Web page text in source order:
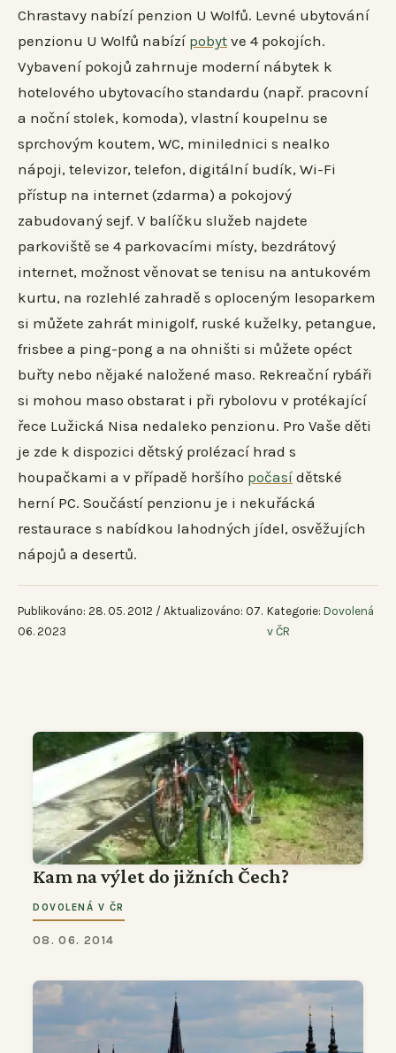
Chrastavy nabízí penzion U Wolfů. Levné ubytování
penzionu U Wolfů nabízí pobyt ve 4 pokojích.
Vybavení pokojů zahrnuje moderní nábytek k
hotelového ubytovacího standardu (např. pracovní
a noční stolek, komoda), vlastní koupelnu se
sprchovým koutem, WC, minilednici s nealko
nápoji, televizor, telefon, digitální budík, Wi-Fi
přístup na internet (zdarma) a pokojový
zabudovaný sejf. V balíčku služeb najdete
parkoviště se 4 parkovacími místy, bezdrátový
internet, možnost věnovat se tenisu na antukovém
kurtu, na rozlehlé zahradě s oploceným lesoparkem
si můžete zahrát minigolf, ruské kuželky, petangue,
frisbee a ping-pong a na ohništi si můžete opéct
buřty nebo nějaké naložené maso. Rekreační rybáři
si mohou maso obstarat i při rybolovu v protékající
řece Lužická Nisa nedaleko penzionu. Pro Vaše děti
je zde k dispozici dětský prolézací hrad s
houpačkami a v případě horšího počasí dětské
herní PC. Součástí penzionu je i nekuřácká
restaurace s nabídkou lahodných jídel, osvěžujích
nápojů a desertů.
Publikováno: 28. 05. 2012 / Aktualizováno: 07.
06. 2023
Kategorie: Dovolená
v ČR
Kam na výlet do jižních Čech?
DOVOLENÁ V ČR
08. 06. 2014